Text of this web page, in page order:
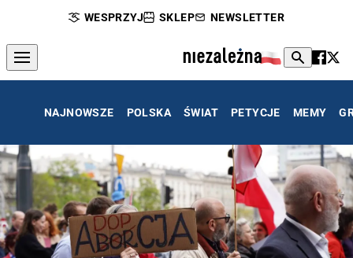
WESPRZYJ SKLEP NEWSLETTER
NAJNOWSZE POLSKA ŚWIAT PETYCJE MEMY